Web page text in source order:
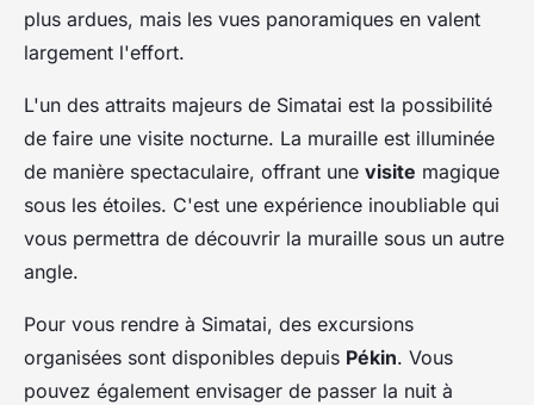
plus ardues, mais les vues panoramiques en valent
largement l'effort.
L'un des attraits majeurs de Simatai est la possibilité
de faire une visite nocturne. La muraille est illuminée
de manière spectaculaire, offrant une visite magique
sous les étoiles. C'est une expérience inoubliable qui
vous permettra de découvrir la muraille sous un autre
angle.
Pour vous rendre à Simatai, des excursions
organisées sont disponibles depuis Pékin. Vous
pouvez également envisager de passer la nuit à